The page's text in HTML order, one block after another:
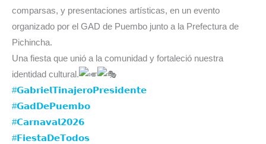
comparsas, y presentaciones artísticas, en un evento
organizado por el GAD de Puembo junto a la Prefectura de
Pichincha.
Una fiesta que unió a la comunidad y fortaleció nuestra
identidad cultural.
#𝗚𝗮𝗯𝗿𝗶𝗲𝗹𝗧𝗶𝗻𝗮𝗷𝗲𝗿𝗼𝗣𝗿𝗲𝘀𝗶𝗱𝗲𝗻𝘁𝗲
#𝗚𝗮𝗱𝗗𝗲𝗣𝘂𝗲𝗺𝗯𝗼
#𝗖𝗮𝗿𝗻𝗮𝘃𝗮𝗹𝟮𝟬𝟮𝟲
#𝗙𝗶𝗲𝘀𝘁𝗮𝗗𝗲𝗧𝗼𝗱𝗼𝘀